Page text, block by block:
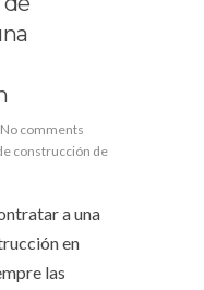
No comments
construcción de
a una
en
las